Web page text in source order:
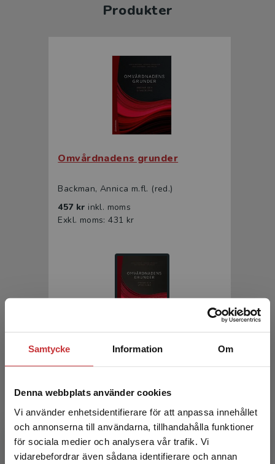
Samtycke Information Om
Denna webbplats använder cookies
Vi använder enhetsidentifierare för att anpassa innehållet
och annonserna till användarna, tillhandahålla funktioner
för sociala medier och analysera vår trafik. Vi
vidarebefordrar även sådana identifierare och annan
Begränsad fraktregion
Produkter
Omvårdnadens grunder
Backman, Annica m.fl. (red.)
457 kr inkl. moms
Exkl. moms: 431 kr
Omvårdnadens grunder
Backman, Annica m.fl. (red.)
Exkl. moms: 281 kr